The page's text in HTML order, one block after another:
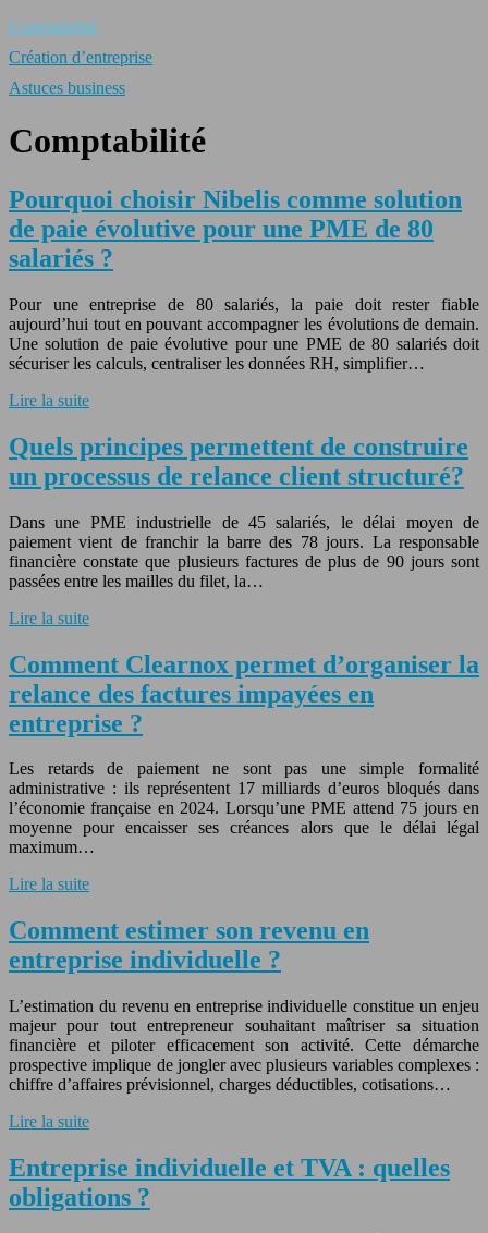
Comptabilité
Création d’entreprise
Astuces business
Comptabilité
Pourquoi choisir Nibelis comme solution
de paie évolutive pour une PME de 80
salariés ?
Pour une entreprise de 80 salariés, la paie doit rester fiable
aujourd’hui tout en pouvant accompagner les évolutions de demain.
Une solution de paie évolutive pour une PME de 80 salariés doit
sécuriser les calculs, centraliser les données RH, simplifier…
Lire la suite
Quels principes permettent de construire
un processus de relance client structuré?
Dans une PME industrielle de 45 salariés, le délai moyen de
paiement vient de franchir la barre des 78 jours. La responsable
financière constate que plusieurs factures de plus de 90 jours sont
passées entre les mailles du filet, la…
Lire la suite
Comment Clearnox permet d’organiser la
relance des factures impayées en
entreprise ?
Les retards de paiement ne sont pas une simple formalité
administrative : ils représentent 17 milliards d’euros bloqués dans
l’économie française en 2024. Lorsqu’une PME attend 75 jours en
moyenne pour encaisser ses créances alors que le délai légal
maximum…
Lire la suite
Comment estimer son revenu en
entreprise individuelle ?
L’estimation du revenu en entreprise individuelle constitue un enjeu
majeur pour tout entrepreneur souhaitant maîtriser sa situation
financière et piloter efficacement son activité. Cette démarche
prospective implique de jongler avec plusieurs variables complexes :
chiffre d’affaires prévisionnel, charges déductibles, cotisations…
Lire la suite
Entreprise individuelle et TVA : quelles
obligations ?